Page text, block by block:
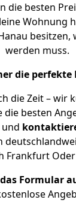
die besten
Wohnung
besitzen,
werden muss.
die perfekte
die Zeit – wir
die besten
Frankfurt
Formular